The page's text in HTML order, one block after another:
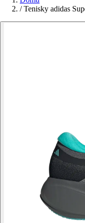
/ Tenisky adidas